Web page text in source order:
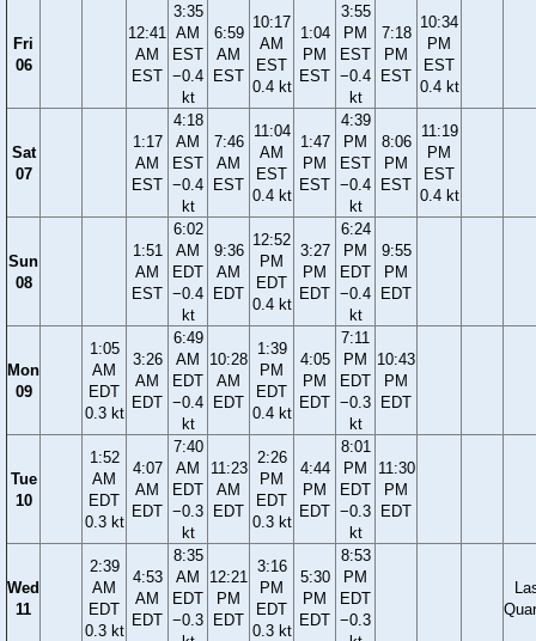
Fri
06
12:41
AM
EST
3:35
AM
EST
−0.4
kt
6:59
AM
EST
10:17
AM
EST
0.4 kt
1:04
PM
EST
3:55
PM
EST
−0.4
kt
7:18
PM
EST
10:34
PM
EST
0.4 kt
Sat
07
1:17
AM
EST
4:18
AM
EST
−0.4
kt
7:46
AM
EST
11:04
AM
EST
0.4 kt
1:47
PM
EST
4:39
PM
EST
−0.4
kt
8:06
PM
EST
11:19
PM
EST
0.4 kt
Sun
08
1:51
AM
EST
6:02
AM
EDT
−0.4
kt
9:36
AM
EDT
12:52
PM
EDT
0.4 kt
3:27
PM
EDT
6:24
PM
EDT
−0.4
kt
9:55
PM
EDT
Mon
09
1:05
AM
EDT
0.3 kt
3:26
AM
EDT
6:49
AM
EDT
−0.4
kt
10:28
AM
EDT
1:39
PM
EDT
0.4 kt
4:05
PM
EDT
7:11
PM
EDT
−0.3
kt
10:43
PM
EDT
Tue
10
1:52
AM
EDT
0.3 kt
4:07
AM
EDT
7:40
AM
EDT
−0.3
kt
11:23
AM
EDT
2:26
PM
EDT
0.3 kt
4:44
PM
EDT
8:01
PM
EDT
−0.3
kt
11:30
PM
EDT
Wed
11
2:39
AM
EDT
0.3 kt
4:53
AM
EDT
8:35
AM
EDT
−0.3
12:21
PM
EDT
3:16
PM
EDT
0.3 kt
5:30
PM
EDT
8:53
PM
EDT
−0.3